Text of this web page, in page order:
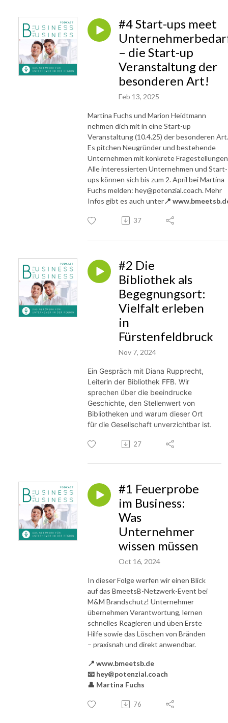
#4 Start-ups meet
– die Start-up
Veranstaltung der
besonderen Art!
Feb 13, 2025
Martina Fuchs und Marion Heidtmann
nehmen dich mit in eine Start-up
Veranstaltung (10.4.25) der besonderen Art.
Es pitchen Neugründer und bestehende
Unternehmen mit konkrete
Alle interessierten Unternehmen und Start-
ups können sich bis zum 2. April bei Martina
Fuchs melden: hey@potenzial.coach. Mehr
Infos gibt es auch unter📍
37
#2 Die
Bibliothek als
Begegnungsort:
Vielfalt erleben
in
Fürstenfeldbruck
Nov 7, 2024
Ein Gespräch mit Diana Rupprecht,
Leiterin der Bibliothek FFB. Wir
sprechen über die beeindrucke
Geschichte, den Stellenwert von
Bibliotheken und warum dieser Ort
für die Gesellschaft unverzichtbar ist.
27
#1 Feuerprobe
im Business:
Was
Unternehmer
wissen müssen
Oct 16, 2024
In dieser Folge werfen wir einen Blick
auf das BmeetsB-Netzwerk-Event bei
M&M Brandschutz! Unternehmer
übernehmen Verantwortung, lernen
schnelles Reagieren und üben Erste
Hilfe sowie das Löschen von Bränden
– praxisnah und direkt anwendbar.
📍 www.bmeetsb.de
📧 hey@potenzial.coach
👤 Martina Fuchs
76